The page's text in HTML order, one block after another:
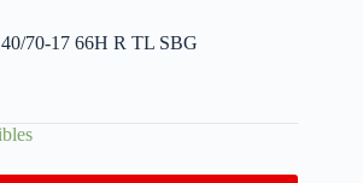
70-17 66H R TL SBG